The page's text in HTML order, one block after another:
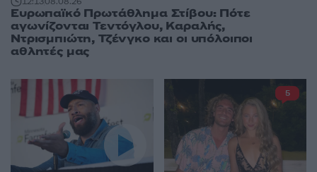
Ευρωπαϊκό Πρωτάθλημα Στίβου: Πότε
αγωνίζονται Τεντόγλου, Καραλής,
Ντρισμπιώτη, Τζένγκο και οι υπόλοιποι
αθλητές μας
5